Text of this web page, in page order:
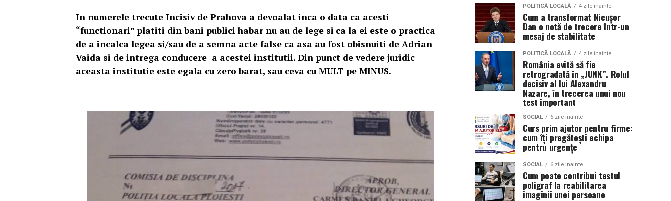
In numerele trecute Incisiv de Prahova a devoalat inca o data ca acesti
“functionari” platiti din bani publici habar nu au de lege si ca la ei este o practica
de a incalca legea si/sau de a semna acte false ca asa au fost obisnuiti de Adrian
Vaida si de intrega conducere a acestei institutii. Din punct de vedere juridic
aceasta institutie este egala cu zero barat, sau ceva cu MULT pe MINUS.
POLITICĂ LOCALĂ 4 zile inainte
Cum a transformat Nicușor
Dan o notă de trecere într-un
mesaj de stabilitate
POLITICĂ LOCALĂ 4 zile inainte
România evită să fie
retrogradată în „JUNK”. Rolul
decisiv al lui Alexandru
Nazare, în trecerea unui nou
test important
SOCIAL 6 zile inainte
Curs prim ajutor pentru firme:
cum îți pregătești echipa
pentru urgențe
SOCIAL 6 zile inainte
Cum poate contribui testul
poligraf la reabilitarea
imaginii unei persoane